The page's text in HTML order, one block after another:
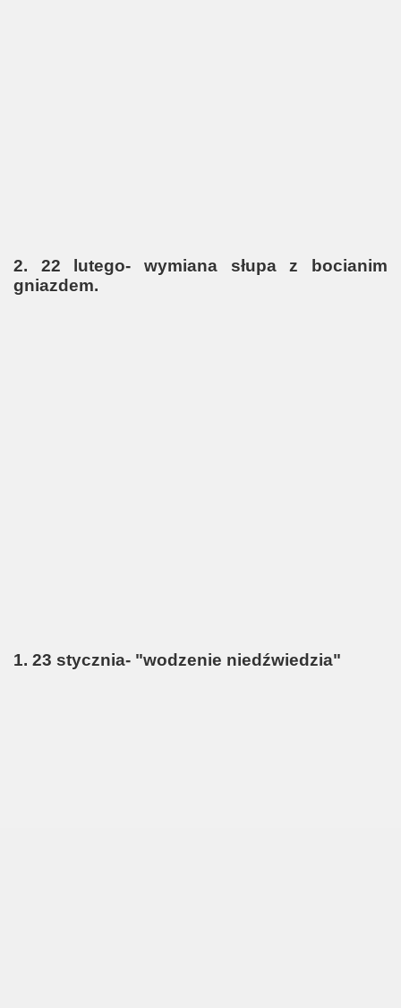
2. 22 lutego- wymiana słupa z bocianim
gniazdem.
1. 23 stycznia- "wodzenie niedźwiedzia"